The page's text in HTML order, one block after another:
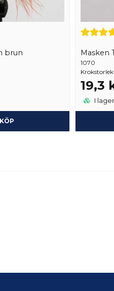
brun
KÖP
Masken
1070
19,3
I lager